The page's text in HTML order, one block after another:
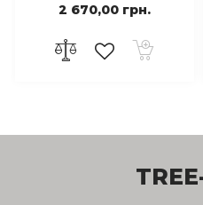
2 670,00 грн.